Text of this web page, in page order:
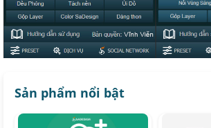
Sản phẩm nổi bật